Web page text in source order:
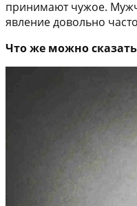
принимают чужое.
явление довольно
Что же можно